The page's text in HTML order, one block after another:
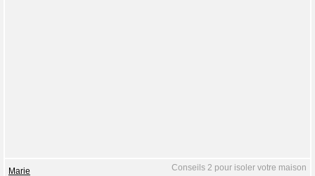
Conseils 2 pour isoler votre maison
Marie